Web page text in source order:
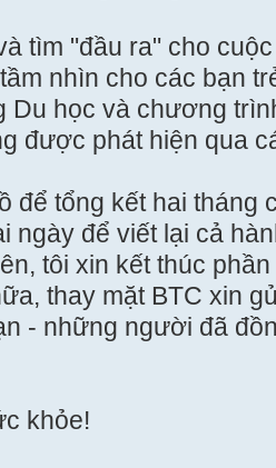
tìm "đầu ra" cho
nhìn cho các bạn
Du học và chương
được phát hiện qua
để tổng kết hai tháng
ngày để viết lại cả
tôi xin kết thúc
thay mặt BTC xin
- những người đã
khỏe!